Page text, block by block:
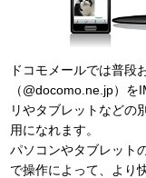
ドコモメールでは普段
（@docomo.ne.jp）を
リやタブレットなどの
用になれます。
パソコンやタブレット
で操作によって、より